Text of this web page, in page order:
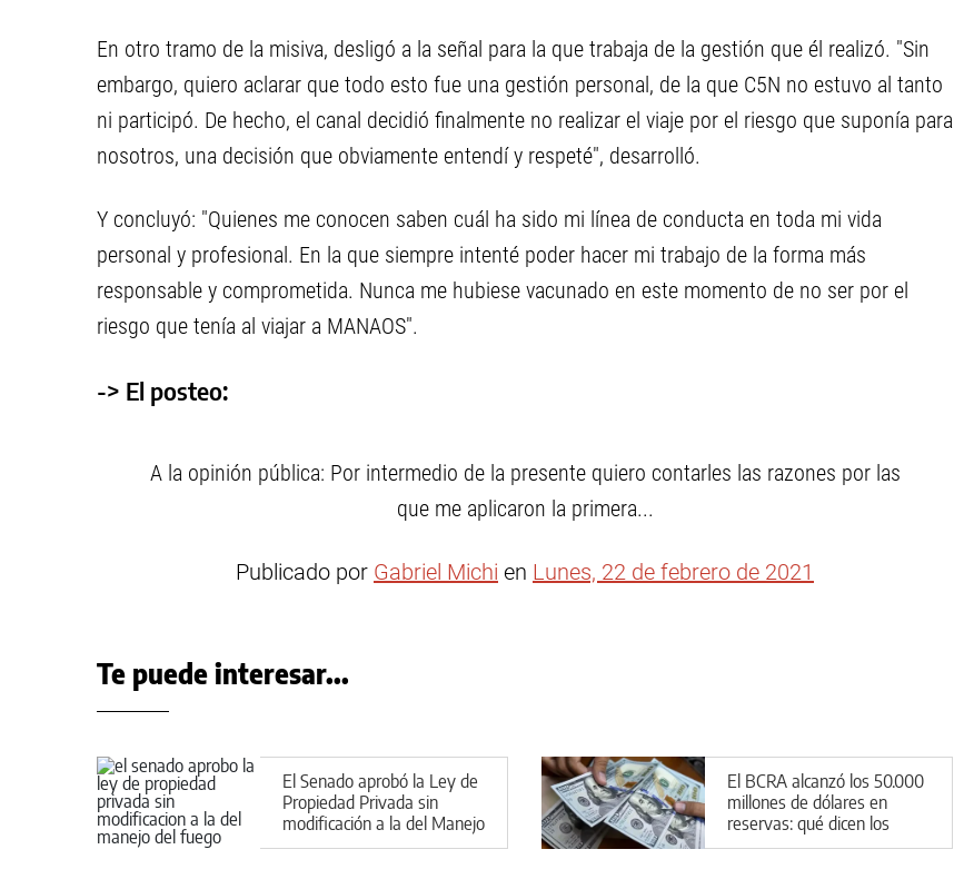
En otro tramo de la misiva, desligó a la señal para la que trabaja de la gestión que él realizó. "Sin
embargo, quiero aclarar que todo esto fue una gestión personal, de la que C5N no estuvo al tanto
ni participó. De hecho, el canal decidió finalmente no realizar el viaje por el riesgo que suponía para
nosotros, una decisión que obviamente entendí y respeté", desarrolló.
Y concluyó: "Quienes me conocen saben cuál ha sido mi línea de conducta en toda mi vida
personal y profesional. En la que siempre intenté poder hacer mi trabajo de la forma más
responsable y comprometida. Nunca me hubiese vacunado en este momento de no ser por el
riesgo que tenía al viajar a MANAOS".
-> El posteo:
A la opinión pública: Por intermedio de la presente quiero contarles las razones por las
que me aplicaron la primera...
Publicado por Gabriel Michi en Lunes, 22 de febrero de 2021
Te puede interesar...
El Senado aprobó la Ley de
Propiedad Privada sin
modificación a la del Manejo
del Fuego
El BCRA alcanzó los 50.000
millones de dólares en
reservas: qué dicen los
expertos